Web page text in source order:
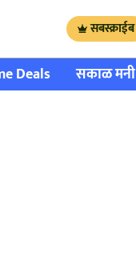
सबस्क्राईब
Deals सकाळ मनी